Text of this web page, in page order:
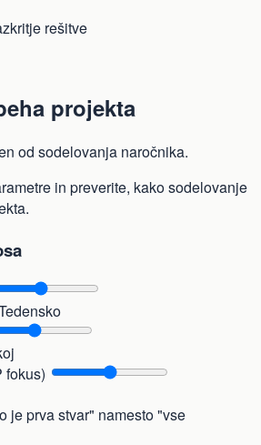
rešitve
projekta
od sodelovanja naročnika.
in preverite, kako sodelovanje
fokus)
je prva stvar" namesto "vse